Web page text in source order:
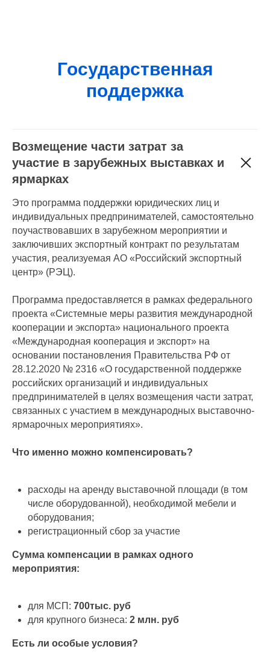
Государственная
поддержка
Возмещение части затрат за
участие в зарубежных выставках и
ярмарках
Это программа поддержки юридических лиц и
индивидуальных предпринимателей, самостоятельно
поучаствовавших в зарубежном мероприятии и
заключивших экспортный контракт по результатам
участия, реализуемая АО «Российский экспортный
центр» (РЭЦ).
Программа предоставляется в рамках федерального
проекта «Системные меры развития международной
кооперации и экспорта» национального проекта
«Международная кооперация и экспорт» на
основании постановления Правительства РФ от
28.12.2020 № 2316 «О государственной поддержке
российских организаций и индивидуальных
предпринимателей в целях возмещения части затрат,
связанных с участием в международных выставочно-
ярмарочных мероприятиях».
Что именно можно компенсировать?
расходы на аренду выставочной площади (в том
числе оборудованной), необходимой мебели и
оборудования;
регистрационный сбор за участие
Сумма компенсации в рамках одного
мероприятия:
для МСП: 700тыс. руб
для крупного бизнеса: 2 млн. руб
Есть ли особые условия?